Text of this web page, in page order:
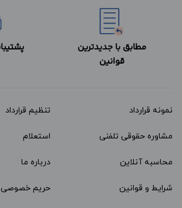
مطابق با جدیدترین
قوانین
نمونه قرارداد‌ تنظیم قرارداد
مشاوره حقوقی تلفنی استعلام
محاسبه آنلاین درباره ما
شرایط و قوانین حریم خصوصی